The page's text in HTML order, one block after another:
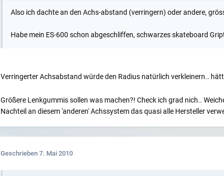
Also ich dachte an den Achs-abstand (verringern) oder andere,
Habe mein ES-600 schon abgeschliffen, schwarzes skateboard
Verringerter Achsabstand würde den Radius natürlich verkleinern..
Größere Lenkgummis sollen was machen?! Check ich grad nich..
Nachteil an diesem 'anderen' Achssystem das quasi alle Hersteller
Geschrieben 7. Mai 2010